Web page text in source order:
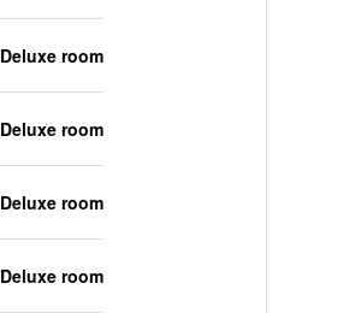
Deluxe room، نوع السرير غير معروف
Deluxe room، نوع السرير غير معروف
Deluxe room، نوع السرير غير معروف
Deluxe room، نوع السرير غير معروف